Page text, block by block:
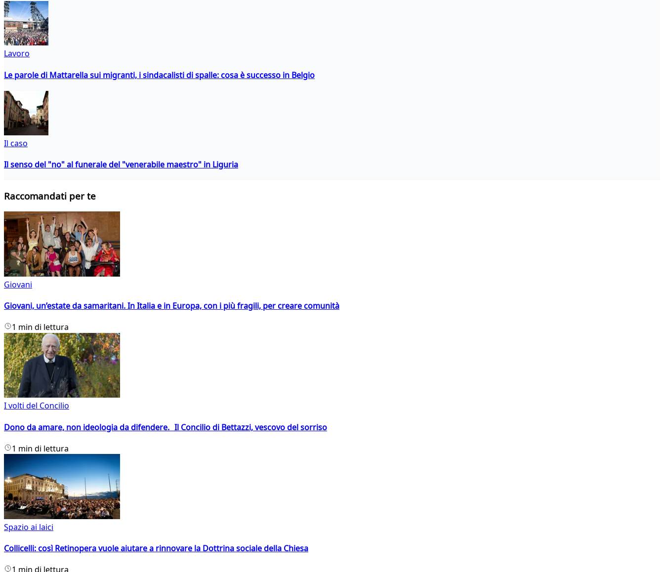
Lavoro
Le parole di Mattarella sui migranti, i sindacalisti di spalle: cosa è successo in Belgio
Il caso
Il senso del "no" al funerale del "venerabile maestro" in Liguria
Raccomandati per te
Giovani
Giovani, un’estate da samaritani. In Italia e in Europa, con i più fragili, per creare comunità
1 min di lettura
I volti del Concilio
Dono da amare, non ideologia da difendere. Il Concilio di Bettazzi, vescovo del sorriso
1 min di lettura
Spazio ai laici
Collicelli: così Retinopera vuole aiutare a rinnovare la Dottrina sociale della Chiesa
1 min di lettura